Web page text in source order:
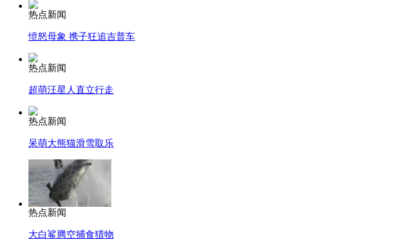
热点新闻
愤怒母象 携子狂追吉普车
热点新闻
超萌汪星人直立行走
热点新闻
呆萌大熊猫滑雪取乐
热点新闻
大白鲨腾空捕食猎物